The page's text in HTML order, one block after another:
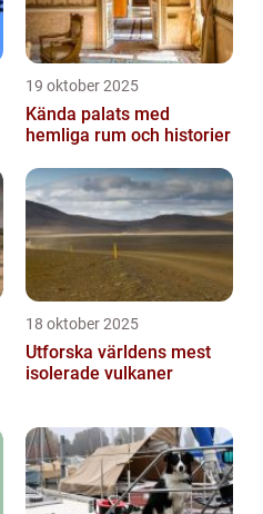
19 oktober 2025
Kända palats med
hemliga rum och historier
18 oktober 2025
Utforska världens mest
isolerade vulkaner